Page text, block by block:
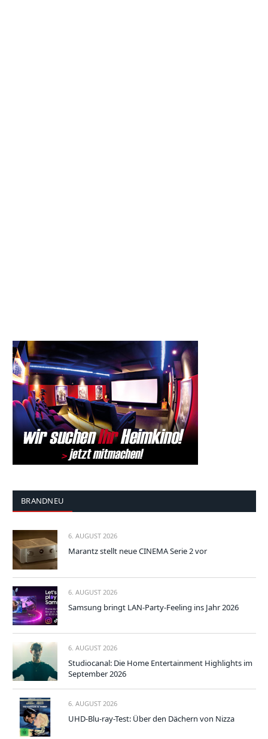
BRANDNEU
6. AUGUST 2026
Marantz stellt neue CINEMA Serie 2 vor
6. AUGUST 2026
Samsung bringt LAN-Party-Feeling ins Jahr 2026
6. AUGUST 2026
Studiocanal: Die Home Entertainment Highlights im
September 2026
6. AUGUST 2026
UHD-Blu-ray-Test: Über den Dächern von Nizza